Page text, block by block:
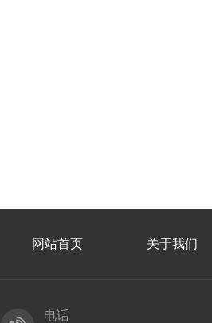
网站首页 关于我们
电话